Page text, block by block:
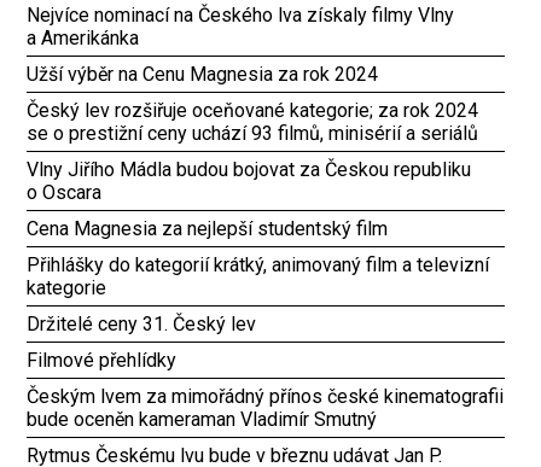
Nejvíce nominací na Českého lva získaly filmy Vlny
a Amerikánka
Užší výběr na Cenu Magnesia za rok 2024
Český lev rozšiřuje oceňované kategorie; za rok 2024
se o prestižní ceny uchází 93 filmů, minisérií a seriálů
Vlny Jiřího Mádla budou bojovat za Českou republiku
o Oscara
Cena Magnesia za nejlepší studentský film
Přihlášky do kategorií krátký, animovaný film a televizní
kategorie
Držitelé ceny 31. Český lev
Filmové přehlídky
Českým lvem za mimořádný přínos české kinematografii
bude oceněn kameraman Vladimír Smutný
Rytmus Českému lvu bude v březnu udávat Jan P.